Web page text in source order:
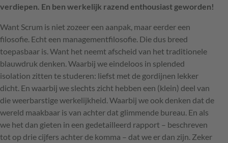
verdiepen. En ben werkelijk razend enthousiast geworden!
Want Scrum is niet zozeer een aanpak, maar eerder een
filosofie. Echt een managementfilosofie. Die dus breed
toepasbaar is. Want het neemt afscheid van het traditionele
blauwdruk denken. Waarbij we eindeloos in splended
isolation zitten te studeren: liefst met de gordijnen lekker
dicht. En waarbij we slechts zicht hebben een (klein) deel van
die weerbarstige werkelijkheid. Waarbij we ook denken dat de
wereld maakbaar is van achter dat glimmende bureau. En als
we het dan gieten in een gedetailleerd rapport – beschreven
tot op drie cijfers achter de komma – dat we er dan zijn. Zeker